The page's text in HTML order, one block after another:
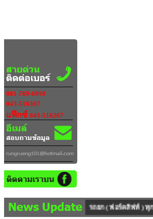
081-769-6898
043-516367
แฟ๊กซ์ 043-516267
ม รถยก ( ฟอร์คลิฟท์ ) ทุกรุ่น ทุกยี่ห้อ ทุกคันเป็นรถ